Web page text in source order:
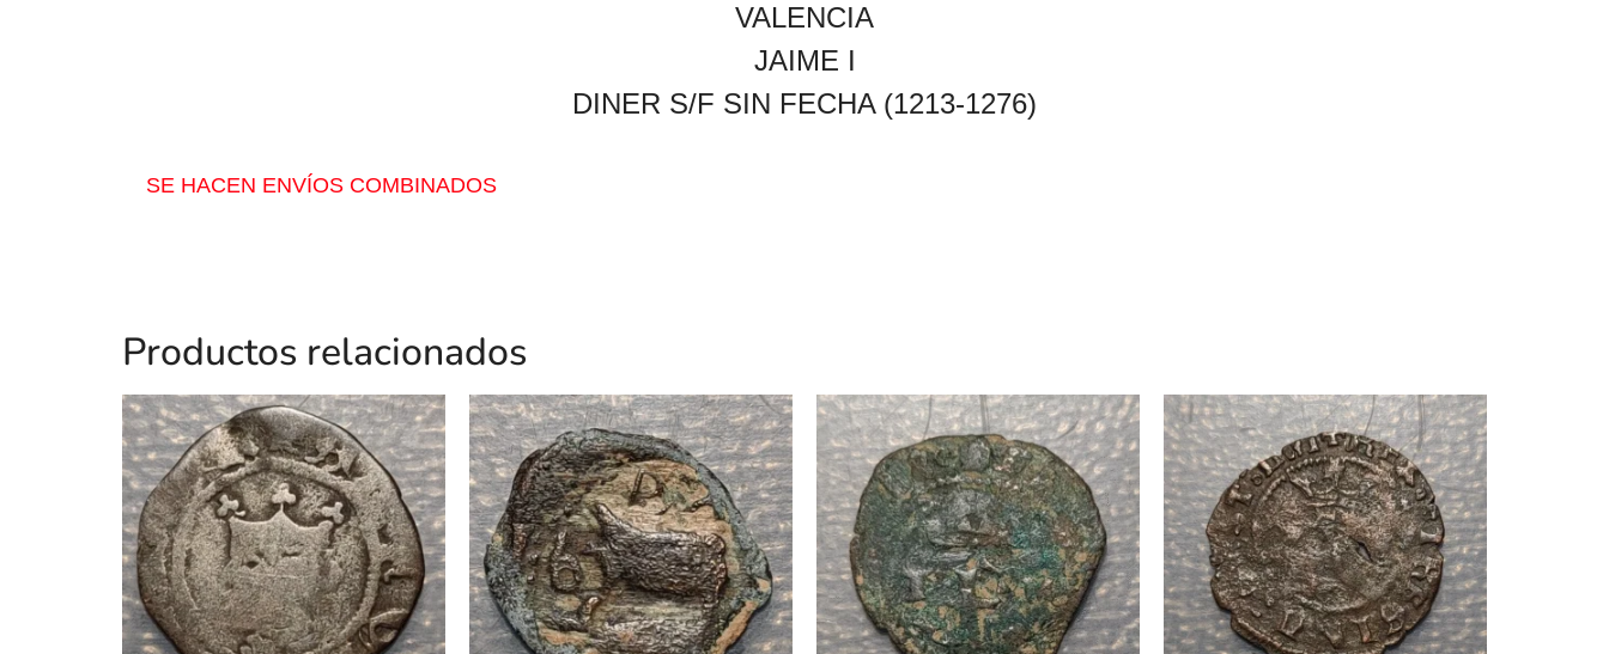
VALENCIA
JAIME I
DINER S/F SIN FECHA (1213-1276)
SE HACEN ENVÍOS COMBINADOS
Productos relacionados